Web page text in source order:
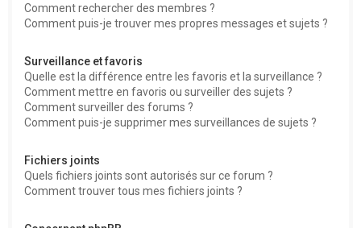
Comment rechercher des membres ?
Comment puis-je trouver mes propres messages et sujets ?
Surveillance et favoris
Quelle est la différence entre les favoris et la surveillance ?
Comment mettre en favoris ou surveiller des sujets ?
Comment surveiller des forums ?
Comment puis-je supprimer mes surveillances de sujets ?
Fichiers joints
Quels fichiers joints sont autorisés sur ce forum ?
Comment trouver tous mes fichiers joints ?